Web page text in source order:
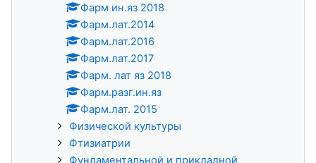
Фарм ин.яз 2018
Фарм.лат.2014
Фарм.лат.2016
Фарм.лат.2017
Фарм. лат яз 2018
Фарм.разг.ин.яз
Фарм.лат. 2015
Физической культуры
Фтизиатрии
Фундаментальной и прикладной